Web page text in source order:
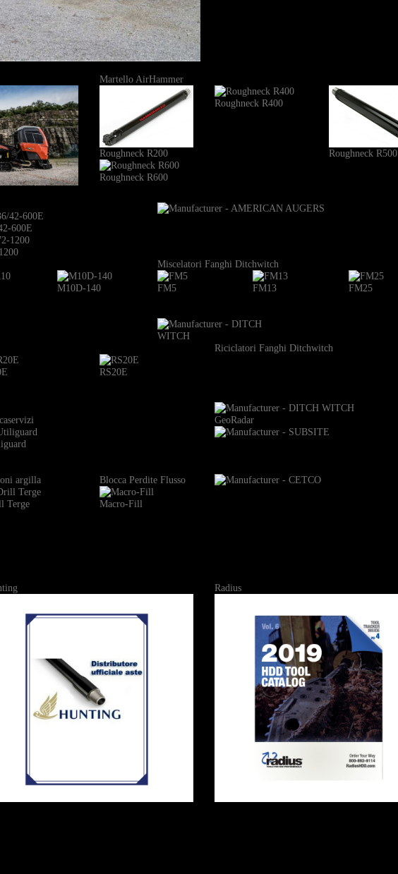
Martello AirHammer
Roughneck R200
Roughneck R400
Roughneck R500
Roughneck R600
600E
M10D-140
Miscelatori Fanghi Ditchwitch
FM5 FM13 FM25
RS20E
Riciclatori Fanghi Ditchwitch
GeoRadar
argilla
Terge
Blocca Perdite Flusso
Macro-Fill
Radius